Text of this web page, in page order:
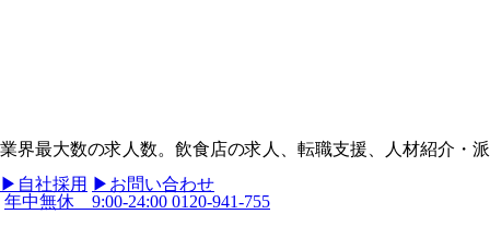
業界最大数の求人数。飲食店の求人、転職支援、人材紹介・
▶︎自社採用 ▶︎お問い合わせ
年中無休 9:00-24:00 0120-941-755